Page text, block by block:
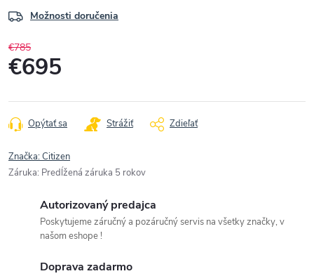
Možnosti doručenia
€785
€695
cena:
Opýtať sa Strážiť Zdieľať
Značka:Citizen
Záruka: Predĺžená záruka 5 rokov
Autorizovaný predajca
Poskytujeme záručný a pozáručný servis na všetky značky, v
našom eshope !
Doprava zadarmo